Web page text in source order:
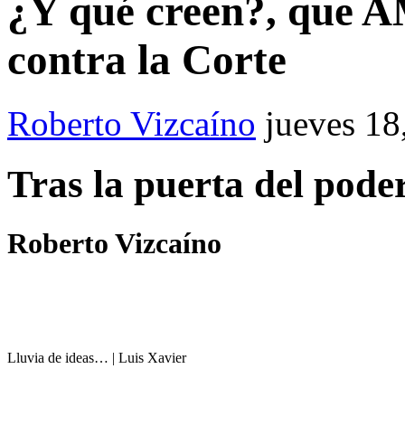
¿Y qué creen?, que
contra la Corte
Roberto Vizcaíno jueves
Tras la puerta del
Roberto Vizcaíno
Lluvia de ideas… | Luis Xavier